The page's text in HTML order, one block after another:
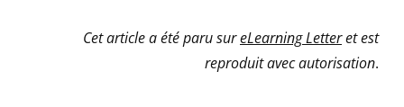
Cet article a été paru sureLearning Letteret est
reproduit avec autorisation.